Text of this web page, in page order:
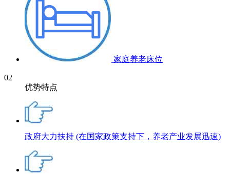
家庭养老床位
02
优势特点
政府大力扶持 (在国家政策支持下，养老产业发展迅速)